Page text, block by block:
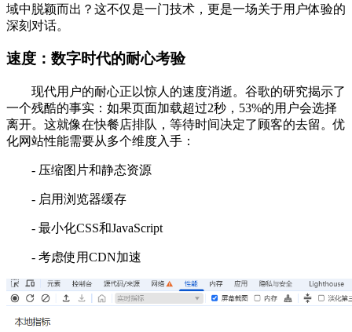
域中脱颖而出？这不仅是一门技术，更是一场关于用户体验的
深刻对话。
速度：数字时代的耐心考验
现代用户的耐心正以惊人的速度消逝。谷歌的研究揭示了
一个残酷的事实：如果页面加载超过2秒，53%的用户会选择
离开。这就像在快餐店排队，等待时间决定了顾客的去留。优
化网站性能需要从多个维度入手：
- 压缩图片和静态资源
- 启用浏览器缓存
- 最小化CSS和JavaScript
- 考虑使用CDN加速